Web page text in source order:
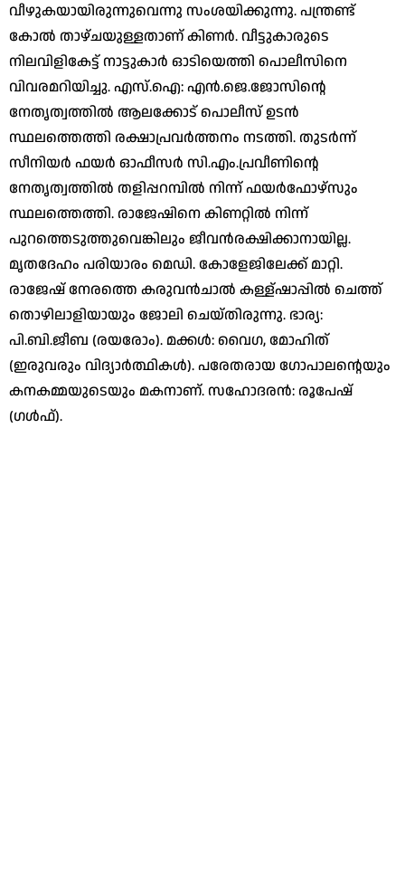
വീഴുകയായിരുന്നുവെന്നു സംശയിക്കുന്നു. പന്ത്രണ്ട്
കോല്‍ താഴ്ചയുള്ളതാണ് കിണര്‍. വീട്ടുകാരുടെ
നിലവിളികേട്ട് നാട്ടുകാര്‍ ഓടിയെത്തി പൊലീസിനെ
വിവരമറിയിച്ചു. എസ്.ഐ: എന്‍.ജെ.ജോസിന്റെ
നേതൃത്വത്തില്‍ ആലക്കോട് പൊലീസ് ഉടന്‍
സ്ഥലത്തെത്തി രക്ഷാപ്രവര്‍ത്തനം നടത്തി. തുടര്‍ന്ന്
സീനിയര്‍ ഫയര്‍ ഓഫീസര്‍ സി.എം.പ്രവീണിന്റെ
നേതൃത്വത്തില്‍ തളിപ്പറമ്പില്‍ നിന്ന് ഫയര്‍ഫോഴ്‌സും
സ്ഥലത്തെത്തി. രാജേഷിനെ കിണറ്റില്‍ നിന്ന്
പുറത്തെടുത്തുവെങ്കിലും ജീവന്‍രക്ഷിക്കാനായില്ല.
മൃതദേഹം പരിയാരം മെഡി. കോളേജിലേക്ക് മാറ്റി.
രാജേഷ് നേരത്തെ കരുവന്‍ചാല്‍ കള്ള്ഷാപ്പില്‍ ചെത്ത്
തൊഴിലാളിയായും ജോലി ചെയ്തിരുന്നു. ഭാര്യ:
പി.ബി.ജീബ (രയരോം). മക്കള്‍: വൈഗ, മോഹിത്
(ഇരുവരും വിദ്യാര്‍ത്ഥികള്‍). പരേതരായ ഗോപാലന്റെയും
കനകമ്മയുടെയും മകനാണ്. സഹോദരന്‍: രൂപേഷ്
(ഗള്‍ഫ്).